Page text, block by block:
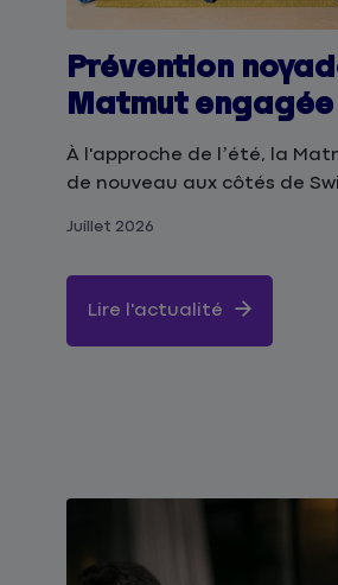
Prévention
Matmut
côtés de Swim
À l'approche de l’été, la
de nouveau aux côtés de
Juillet 2026
Lire l'actualité